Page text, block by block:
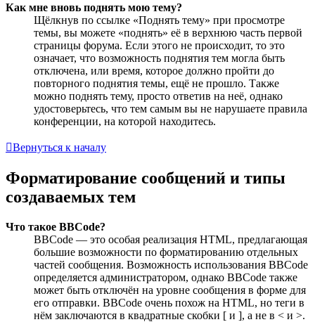
Как мне вновь поднять мою тему?
Щёлкнув по ссылке «Поднять тему» при просмотре
темы, вы можете «поднять» её в верхнюю часть первой
страницы форума. Если этого не происходит, то это
означает, что возможность поднятия тем могла быть
отключена, или время, которое должно пройти до
повторного поднятия темы, ещё не прошло. Также
можно поднять тему, просто ответив на неё, однако
удостоверьтесь, что тем самым вы не нарушаете правила
конференции, на которой находитесь.
Вернуться к началу
Форматирование сообщений и типы
создаваемых тем
Что такое BBCode?
BBCode — это особая реализация HTML, предлагающая
большие возможности по форматированию отдельных
частей сообщения. Возможность использования BBCode
определяется администратором, однако BBCode также
может быть отключён на уровне сообщения в форме для
его отправки. BBCode очень похож на HTML, но теги в
нём заключаются в квадратные скобки [ и ], а не в < и >.